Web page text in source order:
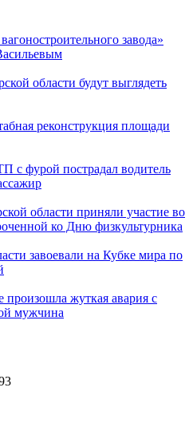
завода»
области будут выглядеть
реконструкция площади
фурой пострадал водитель
области приняли участие во
ко Дню физкультурника
завоевали на Кубке мира по
произошла жуткая авария с
мужчина